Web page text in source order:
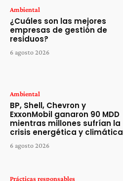
Ambiental
¿Cuáles son las mejores
empresas de gestión de
residuos?
6 agosto 2026
Ambiental
BP, Shell, Chevron y
ExxonMobil ganaron 90 MDD
mientras millones sufrían la
crisis energética y climática
6 agosto 2026
Prácticas responsables